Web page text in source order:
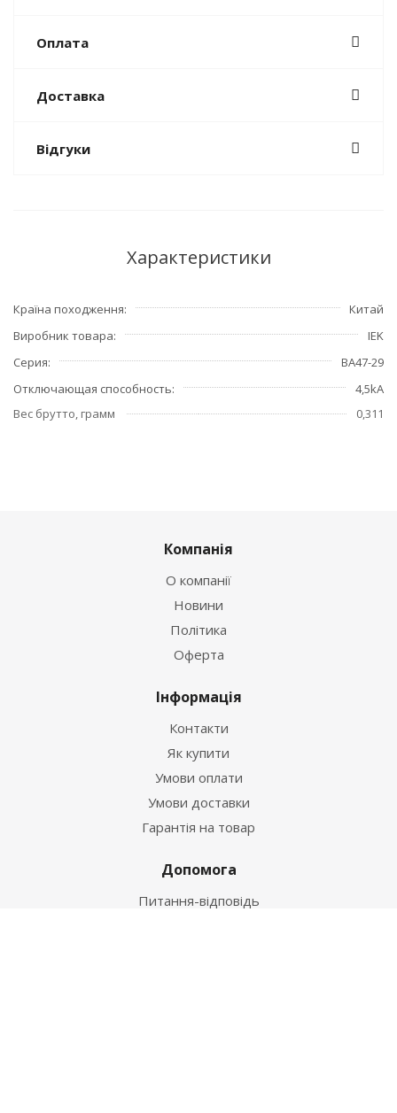
Оплата
Доставка
Відгуки
Характеристики
Країна походження
Китай
Виробник товара
IEK
Серия
ВА47-29
Отключающая способность
4,5kA
Вес брутто, грамм
0,311
Компанія
О компанії
Новини
Політика
Оферта
Інформація
Контакти
Як купити
Умови оплати
Умови доставки
Гарантія на товар
Допомога
Питання-відповідь